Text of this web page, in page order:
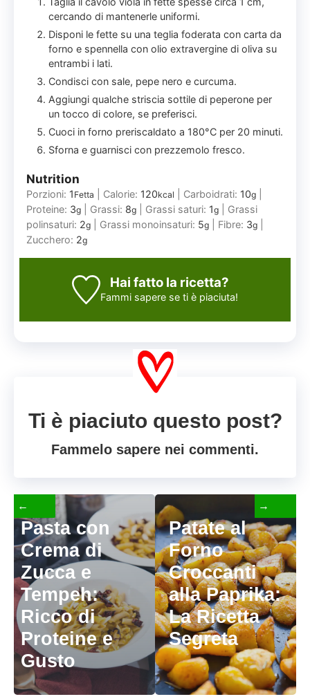
cercando di mantenerle uniformi.
Disponi le fette su una teglia foderata con carta da
forno e spennella con olio extravergine di oliva su
entrambi i lati.
Condisci con sale, pepe nero e curcuma.
Aggiungi qualche striscia sottile di peperone per
un tocco di colore, se preferisci.
Cuoci in forno preriscaldato a 180°C per 20 minuti.
Sforna e guarnisci con prezzemolo fresco.
Nutrition
Porzioni: 1 Fetta Calorie: 120kcal Carboidrati: 10g
Proteine: 3g Grassi: 8g Grassi saturi: 1g
Grassi
polinsaturi: 2g Grassi monoinsaturi: 5g Fibre: 3g
Zucchero: 2g
Hai fatto la ricetta?
Fammi sapere se ti è piaciuta!
Ti è piaciuto questo post?
Fammelo sapere nei commenti.
Pasta con
Crema di
Zucca e
Tempeh:
Ricco di
Proteine e
Gusto
← →
Patate al
Forno
Croccanti
alla Paprika:
La Ricetta
Segreta